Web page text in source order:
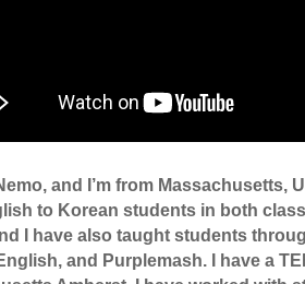
and I’m from Massachusetts,
to Korean students in both
I have also taught students
and Purplemash. I have a